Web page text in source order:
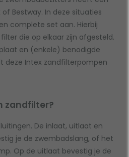
Bestway. In deze situaties
complete set aan. Hierbij
die op elkaar zijn afgesteld.
en (enkele) benodigde
deze Intex zandfilterpompen
zandfilter?
De inlaat, uitlaat en
je de zwembadslang, of het
Op de uitlaat bevestig je de